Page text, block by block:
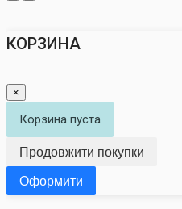
КОРЗИНА
×
Корзина пуста
Продовжити покупки
Оформити